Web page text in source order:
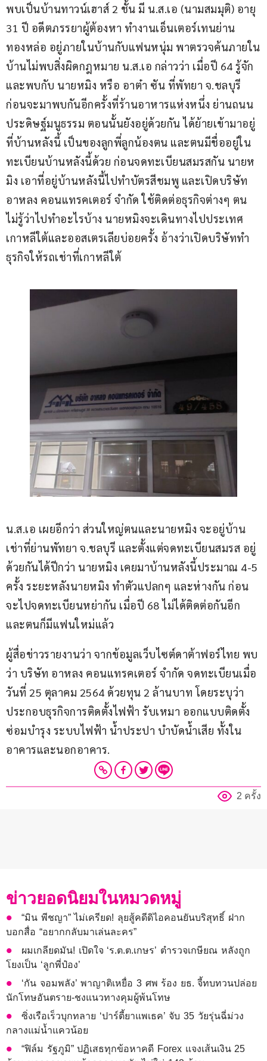
พบเป็นบ้านทาวน์เฮาส์ 2 ชั้น มี น.ส.เอ (นามสมมุติ) อายุ
31 ปี อดีตภรรยาผู้ต้องหา ทำงานเอ็นเตอร์เทนย่าน
ทองหล่อ อยู่ภายในบ้านกับแฟนหนุ่ม พาตรวจค้นภายใน
บ้านไม่พบสิ่งผิดกฎหมาย น.ส.เอ กล่าวว่า เมื่อปี 64 รู้จัก
และพบกับ นายหมิง หรือ อาต๋า ซัน ที่พัทยา จ.ชลบุรี
ก่อนจะมาพบกันอีกครั้งที่ร้านอาหารแห่งหนึ่ง ย่านถนน
ประดิษฐ์มนูธรรม ตอนนั้นยังอยู่ด้วยกัน ได้ย้ายเข้ามาอยู่
ที่บ้านหลังนี้ เป็นของลูกพี่ลูกน้องตน และตนมีชื่ออยู่ใน
ทะเบียนบ้านหลังนี้ด้วย ก่อนจดทะเบียนสมรสกัน นายห
มิง เอาที่อยู่บ้านหลังนี้ไปทำบัตรสีชมพู และเปิดบริษัท
อาหลง คอนแทรคเตอร์ จำกัด ใช้ติดต่อธุรกิจต่างๆ ตน
ไม่รู้ว่าไปทำอะไรบ้าง นายหมิงจะเดินทางไปประเทศ
เกาหลีใต้และออสเตรเลียบ่อยครั้ง อ้างว่าเปิดบริษัททำ
ธุรกิจให้รถเช่าที่เกาหลีใต้
น.ส.เอ เผยอีกว่า ส่วนใหญ่ตนและนายหมิง จะอยู่บ้าน
เช่าที่ย่านพัทยา จ.ชลบุรี และตั้งแต่จดทะเบียนสมรส อยู่
ด้วยกันได้ปีกว่า นายหมิง เคยมาบ้านหลังนี้ประมาณ 4-5
ครั้ง ระยะหลังนายหมิง ทำตัวแปลกๆ และห่างกัน ก่อน
จะไปจดทะเบียนหย่ากัน เมื่อปี 68 ไม่ได้ติดต่อกันอีก
และตนก็มีแฟนใหม่แล้ว
ผู้สื่อข่าวรายงานว่า จากข้อมูลเว็บไซต์ดาต้าฟอร์ไทย พบ
ว่า บริษัท อาหลง คอนแทรคเตอร์ จำกัด จดทะเบียนเมื่อ
วันที่ 25 ตุลาคม 2564 ด้วยทุน 2 ล้านบาท โดยระบุว่า
ประกอบธุรกิจการติดตั้งไฟฟ้า รับเหมา ออกแบบติดตั้ง
ซ่อมบำรุง ระบบไฟฟ้า น้ำประปา บำบัดน้ำเสีย ทั้งใน
อาคารและนอกอาคาร.
2 ครั้ง
ข่าวยอดนิยมในหมวดหมู่
“มิน พีชญา” ไม่เครียด! ลุยสู้คดีดิไอคอนยันบริสุทธิ์ ฝาก
บอกสื่อ “อยากกลับมาเล่นละคร”
ผมเกลียดมัน! เปิดใจ ‘ร.ต.ต.เกษร’ ตำรวจเกษียณ หลังถูก
โยงเป็น ‘ลูกพี่ป๋อง’
‘กัน จอมพลัง’ พาญาติเหยื่อ 3 ศพ ร้อง ยธ. จี้ทบทวนปล่อย
นักโทษอันตราย-ชงแนวทางคุมผู้พ้นโทษ
ซิ่งเรือเร็วบุกทลาย ‘ปาร์ตี้ยาแพเธค’ จับ 35 วัยรุ่นฉี่ม่วง
กลางแม่น้ำแควน้อย
“ฟิล์ม รัฐภูมิ” ปฏิเสธทุกข้อหาคดี Forex แจงเส้นเงิน 25